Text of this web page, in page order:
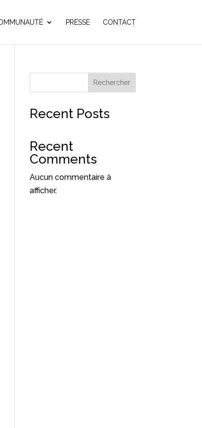
PRESSE CONTACT
Rechercher
Recent Posts
Recent
Comments
Aucun commentaire à
afficher.